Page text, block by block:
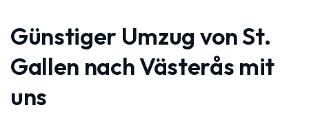
Günstiger Umzug von St.
Gallen nach Västerås mit
uns